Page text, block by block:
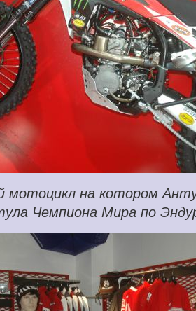
мотоцикл на котором
Чемпиона Мира по